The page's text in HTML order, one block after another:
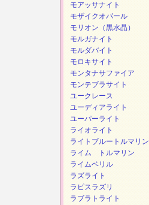
モアッサナイト
モザイクオパール
モリオン（黒水晶）
モルガナイト
モルダバイト
モロキサイト
モンタナサファイア
モンテブラサイト
ユークレース
ユーディアライト
ユーパーライト
ライオライト
ライトブルートルマリン
ライム トルマリン
ライムベリル
ラズライト
ラピスラズリ
ラブラトライト